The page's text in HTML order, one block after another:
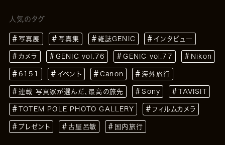
人気のタグ
写真展 写真集 雑誌GENIC インタビュー
カメラ GENIC vol.76 GENIC vol.77 Nikon
6151 イベント Canon 海外旅行
連載 写真家が選んだ、最高の旅先 Sony TAVISIT
TOTEM POLE PHOTO GALLERY フィルムカメラ
プレゼント 古屋呂敏 国内旅行